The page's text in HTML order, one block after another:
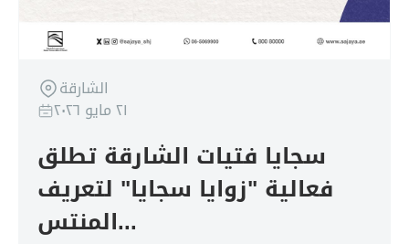
الشارقة
٢١ مايو ٢٠٢٦
سجايا فتيات الشارقة تطلق
فعالية "زوايا سجايا" لتعريف
المنتس...